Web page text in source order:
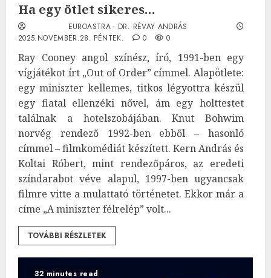
Ha egy ötlet sikeres…
EUROASTRA - DR. RÉVAY ANDRÁS
2025.NOVEMBER.28. PÉNTEK.
0 0
Ray Cooney angol színész, író, 1991-ben egy
vígjátékot írt „Out of Order” címmel. Alapötlete:
egy miniszter kellemes, titkos légyottra készül
egy fiatal ellenzéki nővel, ám egy holttestet
találnak a hotelszobájában. Knut Bohwim
norvég rendező 1992-ben ebből – hasonló
címmel – filmkomédiát készített. Kern András és
Koltai Róbert, mint rendezőpáros, az eredeti
színdarabot véve alapul, 1997-ben ugyancsak
filmre vitte a mulattató történetet. Ekkor már a
címe „A miniszter félrelép” volt...
TOVÁBBI RÉSZLETEK
32 minutes read